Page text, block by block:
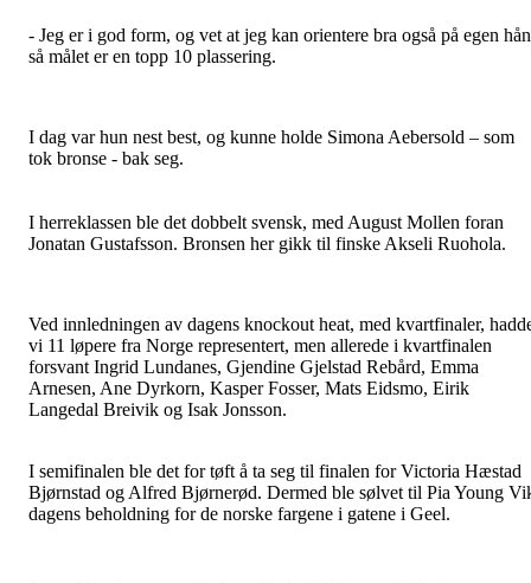
- Jeg er i god form, og vet at jeg kan orientere bra også på egen
så målet er en topp 10 plassering.
I dag var hun nest best, og kunne holde Simona Aebersold – som
tok bronse - bak seg.
I herreklassen ble det dobbelt svensk, med August Mollen foran
Jonatan Gustafsson. Bronsen her gikk til finske Akseli Ruohola.
Ved innledningen av dagens knockout heat, med kvartfinaler,
vi 11 løpere fra Norge representert, men allerede i kvartfinalen
forsvant Ingrid Lundanes, Gjendine Gjelstad Rebård, Emma
Arnesen, Ane Dyrkorn, Kasper Fosser, Mats Eidsmo, Eirik
Langedal Breivik og Isak Jonsson.
I semifinalen ble det for tøft å ta seg til finalen for Victoria Hæstad
Bjørnstad og Alfred Bjørnerød. Dermed ble sølvet til Pia Young
dagens beholdning for de norske fargene i gatene i Geel.